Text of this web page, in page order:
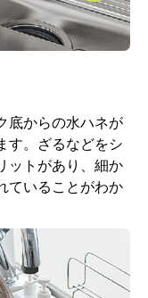
底からの水ハネが
す。ざるなどをシ
ットがあり、細か
ていることがわか